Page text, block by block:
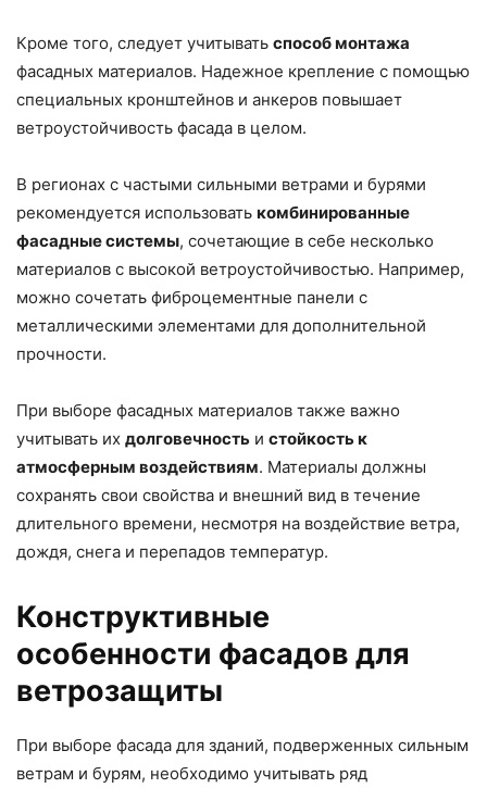
Кроме того, следует учитывать способ монтажа
фасадных материалов. Надежное крепление с помощью
специальных кронштейнов и анкеров повышает
ветроустойчивость фасада в целом.
В регионах с частыми сильными ветрами и бурями
рекомендуется использовать комбинированные
фасадные системы, сочетающие в себе несколько
материалов с высокой ветроустойчивостью. Например,
можно сочетать фиброцементные панели с
металлическими элементами для дополнительной
прочности.
При выборе фасадных материалов также важно
учитывать их долговечность и стойкость к
атмосферным воздействиям. Материалы должны
сохранять свои свойства и внешний вид в течение
длительного времени, несмотря на воздействие ветра,
дождя, снега и перепадов температур.
Конструктивные
особенности фасадов для
ветрозащиты
При выборе фасада для зданий, подверженных сильным
ветрам и бурям, необходимо учитывать ряд